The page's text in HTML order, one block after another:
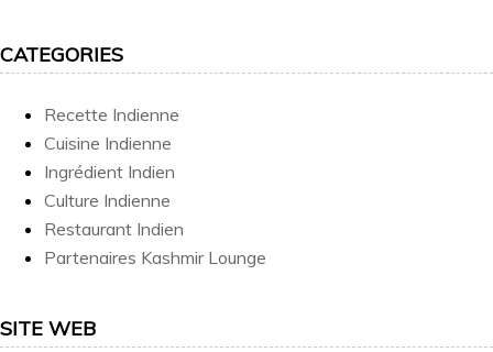
CATEGORIES
Recette Indienne
Cuisine Indienne
Ingrédient Indien
Culture Indienne
Restaurant Indien
Partenaires Kashmir Lounge
SITE WEB